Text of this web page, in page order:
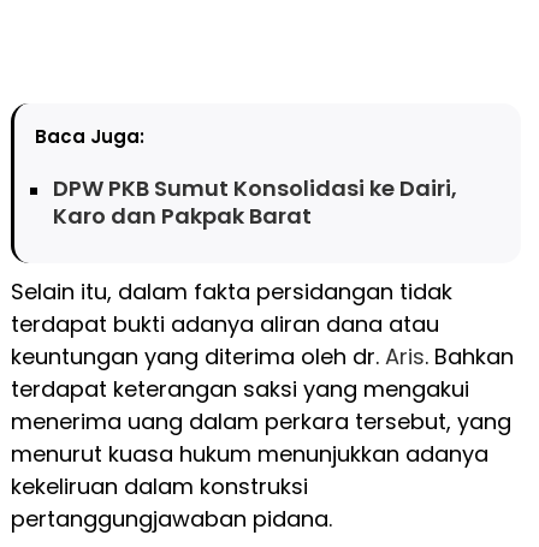
Baca Juga:
DPW PKB Sumut Konsolidasi ke Dairi,
Karo dan Pakpak Barat
Selain itu, dalam fakta persidangan tidak
terdapat bukti adanya aliran dana atau
keuntungan yang diterima oleh dr. Aris. Bahkan
terdapat keterangan saksi yang mengakui
menerima uang dalam perkara tersebut, yang
menurut kuasa hukum menunjukkan adanya
kekeliruan dalam konstruksi
pertanggungjawaban pidana.